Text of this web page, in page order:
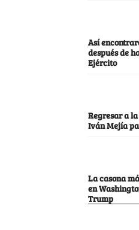
Así
después de
Ejército
Regresar a
Iván Mejía
La casona
en
Trump